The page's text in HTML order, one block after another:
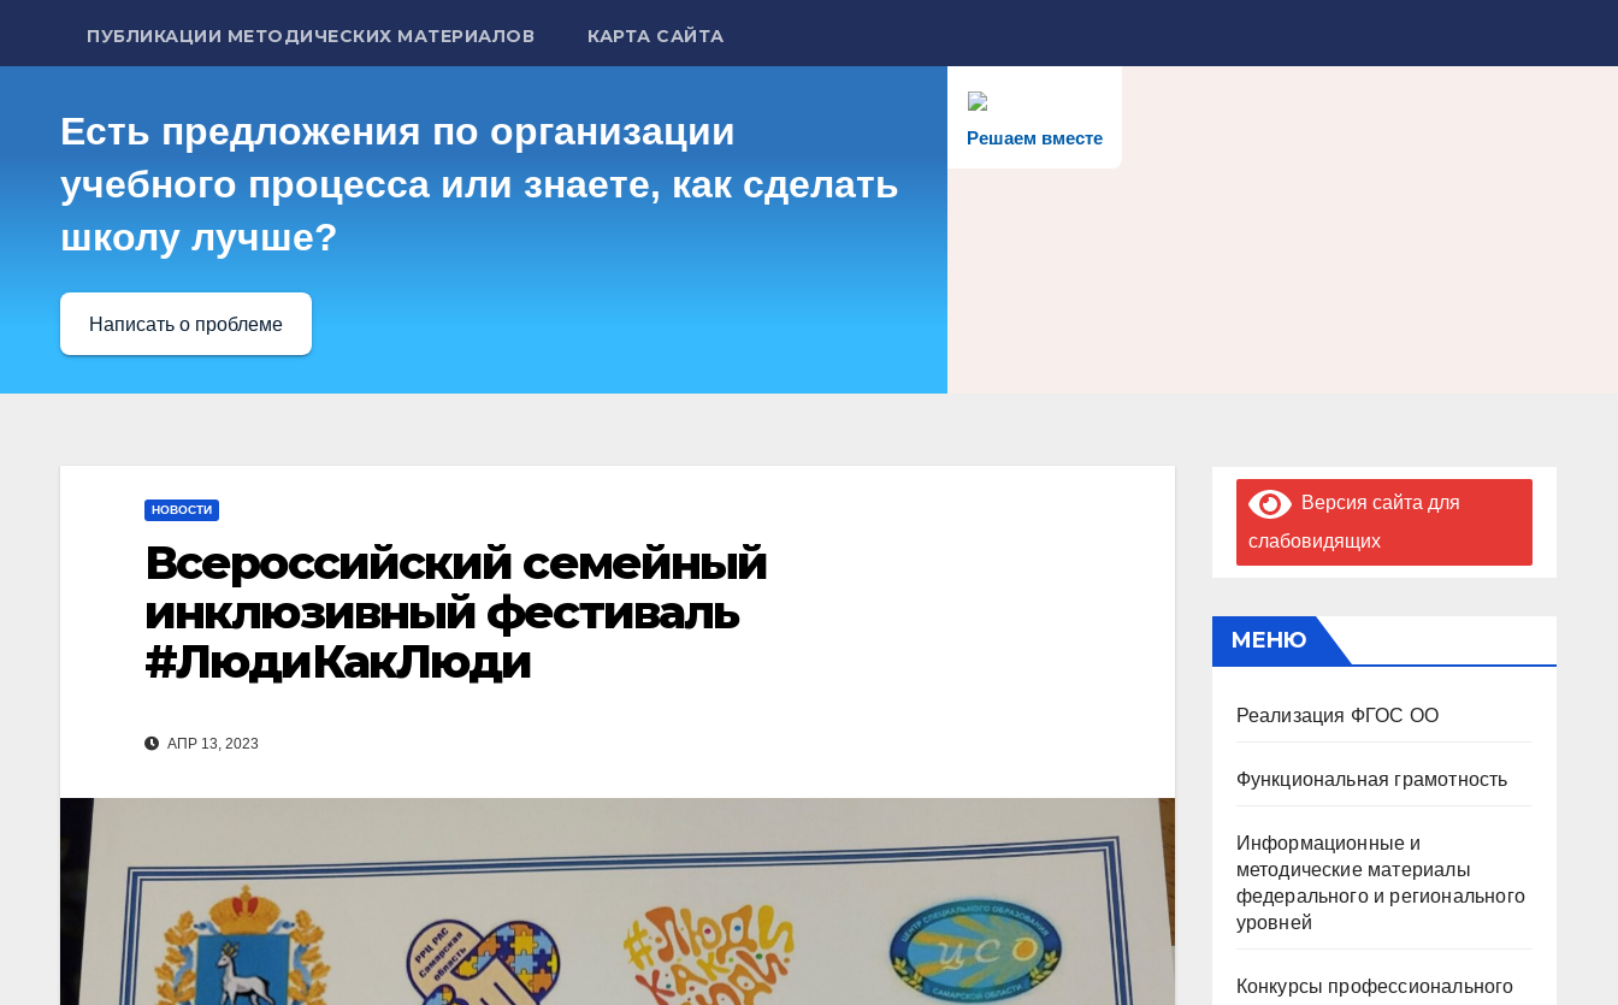
ПУБЛИКАЦИИ МЕТОДИЧЕСКИХ МАТЕРИАЛОВ КАРТА САЙТА
Решаем вместе
Есть предложения по организации
учебного процесса или знаете, как сделать
школу лучше?
Написать о проблеме
НОВОСТИ
Всероссийский семейный
инклюзивный фестиваль
#ЛюдиКакЛюди
АПР 13, 2023
Версия сайта для
слабовидящих
МЕНЮ
Реализация ФГОС ОО
Функциональная грамотность
Информационные и
методические материалы
федерального и регионального
уровней
Конкурсы профессионального